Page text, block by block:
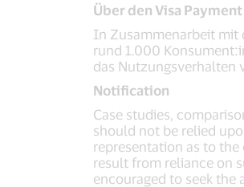
Über den Visa
In Zusammenarbeit mit
rund 1.000
das Nutzungsverhalten
Notification
Case studies,
should not be relied
representation as to
result from reliance on
encouraged to seek the